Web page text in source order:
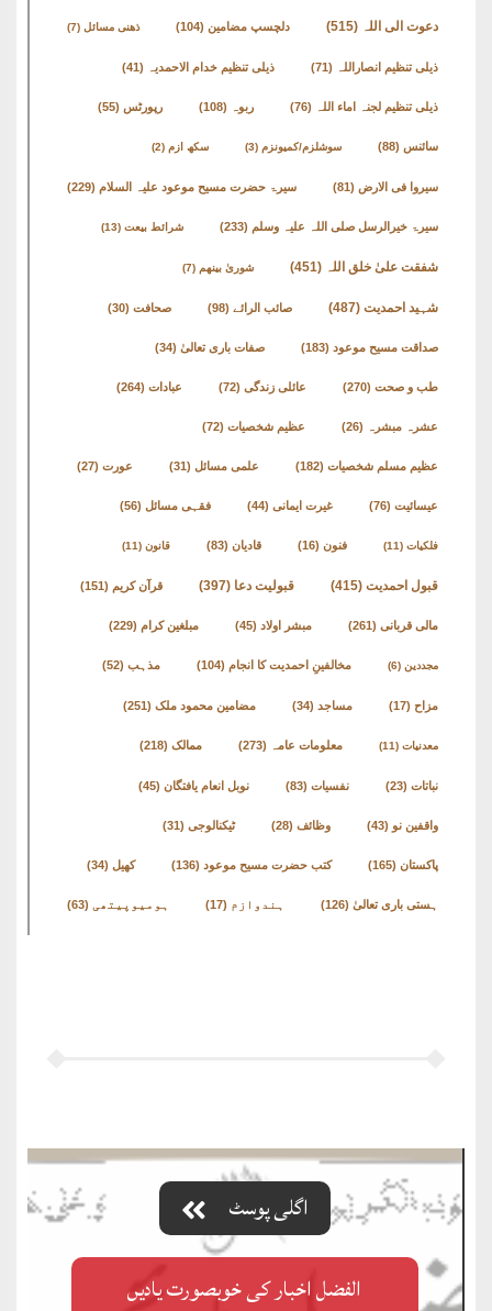
دعوت الی اللہ (515) دلچسپ مضامین (104) ذھنی مسائل (7)
ذیلی تنظیم انصاراللہ (71) ذیلی تنظیم خدام الاحمدیہ (41)
ذیلی تنظیم لجنہ اماء اللہ (76) ربوہ (108) رپورٹس (55)
سائنس (88) سوشلزم/کمیونزم (3) سکھ ازم (2)
سیروا فی الارض (81) سیرۃ حضرت مسیح موعود علیہ السلام (229)
سیرۃ خیرالرسل صلی اللہ علیہ وسلم (233) شرائط بیعت (13)
شفقت علیٰ خلق اللہ (451) شوریٰ بینھم (7)
شہید احمدیت (487) صائب الرائے (98) صحافت (30)
صداقت مسیح موعود (183) صفات باری تعالیٰ (34)
طب و صحت (270) عائلی زندگی (72) عبادات (264)
عشرہ مبشرہ (26) عظیم شخصیات (72)
عظیم مسلم شخصیات (182) علمی مسائل (31) عورت (27)
عیسائیت (76) غیرت ایمانی (44) فقہی مسائل (56)
فلکیات (11) فنون (16) قادیان (83) قانون (11)
قبول احمدیت (415) قبولیت دعا (397) قرآن کریم (151)
مالی قربانی (261) مبشر اولاد (45) مبلغین کرام (229)
مجددین (6) مخالفینِ احمدیت کا انجام (104) مذہب (52)
مزاح (17) مساجد (34) مضامین محمود ملک (251)
معدنیات (11) معلومات عامہ (273) ممالک (218)
نباتات (23) نفسیات (83) نوبل انعام یافتگان (45)
واقفین نو (43) وظائف (28) ٹیکنالوجی (31)
پاکستان (165) کتب حضرت مسیح موعود (136) کھیل (34)
ہستی باری تعالیٰ (126) ہندوازم (17) ہومیوپیتھی (63)
اگلی پوسٹ
الفضل اخبار کی خوبصورت یادیں